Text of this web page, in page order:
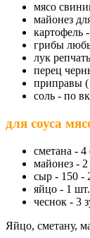
мясо
майонез
картофель
грибы
лук
перец
приправы (
соль - по
для соуса
сметана - 4
майонез - 2
сыр - 150 -
яйцо - 1
чеснок - 3
Яйцо, сметану,